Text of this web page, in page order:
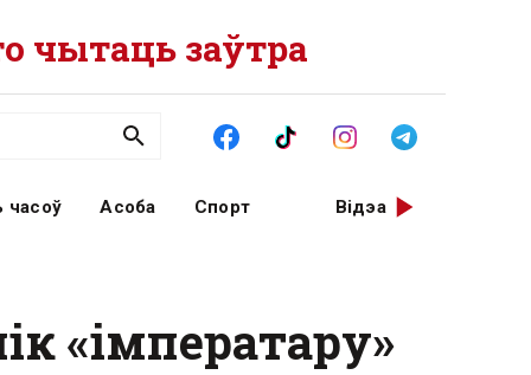
чытаць заўтра
часоў Асоба Спорт Відэа
«імператару»